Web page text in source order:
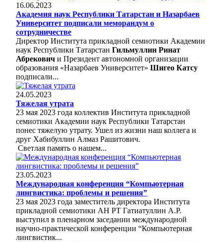
16.06.2023
Академия наук Республики Татарстан и Назарбаев
Университет подписали меморандум о
сотрудничестве
Директор Института прикладной семиотики Академии
наук Республики Татарстан Гильмуллин Ринат
Абрекович и Президент автономной организации
образования «Назарбаев Университет» Шигео Катсу
подписали...
24.05.2023
Тяжелая утрата
23 мая 2023 года коллектив Института прикладной
семиотики Академии наук Республики Татарстан
понес тяжелую утрату. Ушел из жизни наш коллега и
друг Хабибуллин Алмаз Рашитович.
Светлая память о нашем...
23.05.2023
Международная конференция “Компьютерная
лингвистика: проблемы и решения”
23 мая 2023 года заместитель директора Института
прикладной семиотики АН РТ Гатиатуллин А.Р.
выступил в пленарном заседании международной
научно-практической конференции “Компьютерная
лингвистик...